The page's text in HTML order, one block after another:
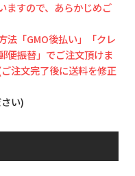
ますので、あらかじめご
法「GMO後払い」「クレ
便振替」でご注文頂けま
注文完了後に送料を修正
い)